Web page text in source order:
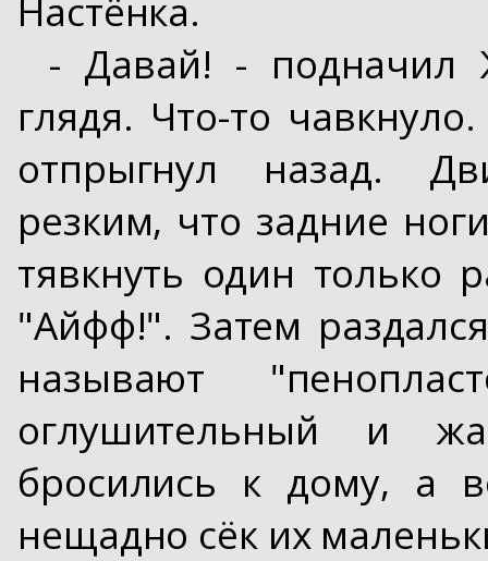
- Давай! - подначил
глядя. Что-то
отпрыгнул назад.
резким, что задние
тявкнуть один только
"Айфф!". Затем
называют
оглушительный и
бросились к дому, а
нещадно сёк их